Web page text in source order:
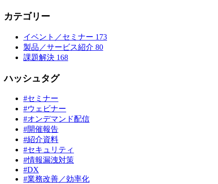
カテゴリー
イベント／セミナー 173
製品／サービス紹介 80
課題解決 168
ハッシュタグ
#セミナー
#ウェビナー
#オンデマンド配信
#開催報告
#紹介資料
#セキュリティ
#情報漏洩対策
#DX
#業務改善／効率化